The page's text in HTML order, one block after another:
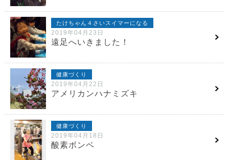
たけちゃん４さいスイマーになる
2019年04月23日
遠足へいきました！
健康づくり
2019年04月22日
アメリカンハナミズキ
健康づくり
2019年04月18日
酸素ボンベ